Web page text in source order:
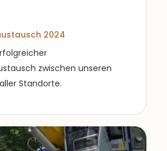
2024
zwischen unseren
Standorte.